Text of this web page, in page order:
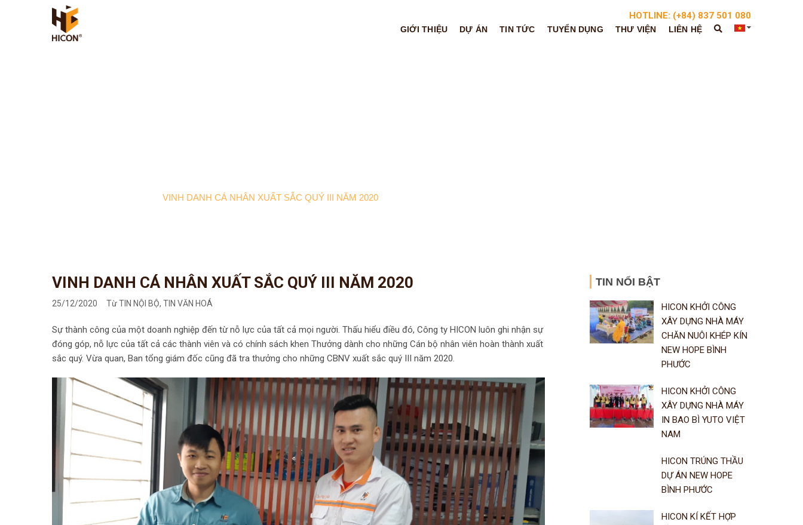
HOTLINE: (+84) 837 501 080
GIỚI THIỆU DỰ ÁN TIN TỨC TUYỂN DỤNG THƯ VIỆN LIÊN HỆ
VINH DANH CÁ NHÂN XUẤT SẮC QUÝ III NĂM 2020
VINH DANH CÁ NHÂN XUẤT SẮC QUÝ III NĂM 2020
25/12/2020 TừTIN NỘI BỘ, TIN VĂN HOÁ
Sự thành công của một doanh nghiệp đến từ nỗ lực của tất cả mọi người. Thấu hiểu điều đó, Công ty HICON luôn ghi nhận sự
đóng góp, nỗ lực của tất cả các thành viên và có chính sách khen Thưởng dành cho những Cán bộ nhân viên hoàn thành xuất
sắc quý. Vừa quan, Ban tổng giám đốc cũng đã tra thưởng cho những CBNV xuất sắc quý III năm 2020.
TIN NỔI BẬT
HICON KHỞI CÔNG
XÂY DỰNG NHÀ MÁY
CHĂN NUÔI KHÉP KÍN
NEW HOPE BÌNH
PHƯỚC
HICON KHỞI CÔNG
XÂY DỰNG NHÀ MÁY
IN BAO BÌ YUTO VIỆT
NAM
HICON TRÚNG THẦU
DỰ ÁN NEW HOPE
BÌNH PHƯỚC
HICON KÍ KẾT HỢP